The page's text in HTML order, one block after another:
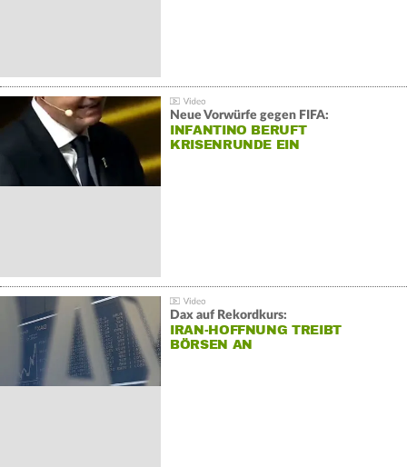
Neue Vorwürfe gegen FIFA:
INFANTINO BERUFT
KRISENRUNDE EIN
Dax auf Rekordkurs:
IRAN-HOFFNUNG TREIBT
BÖRSEN AN